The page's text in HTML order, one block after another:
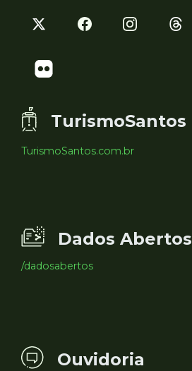
TurismoSantos
TurismoSantos.com.br
Dados Abertos
/dadosabertos
Ouvidoria